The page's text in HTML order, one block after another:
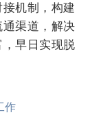
机制，构建
渠道，解决
早日实现脱
作